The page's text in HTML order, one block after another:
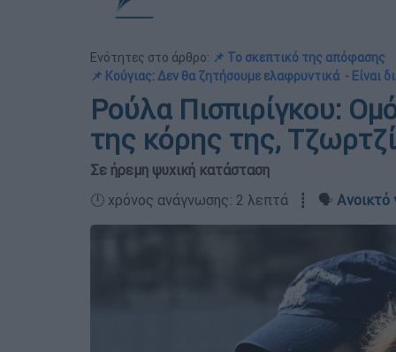
Ενότητες στο άρθρο: 📌 Το σκεπτικό της απόφασης
📌 Κούγιας: Δεν θα ζητήσουμε ελαφρυντικά - Είναι
Ρούλα Πισπιρίγκου:
της κόρης της,
Σε ήρεμη ψυχική κατάσταση
🕛 χρόνος ανάγνωσης: 2 λεπτά ┋ 🗣️ Ανοικτό